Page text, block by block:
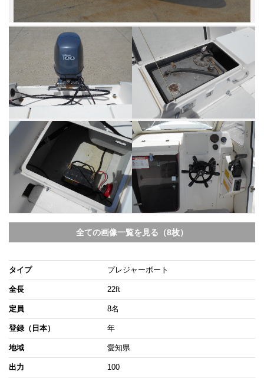
全ての画像一覧を見る（8枚）
タイプ プレジャーボート
全長 22ft
定員 8名
登録（日本） 年
地域 愛知県
出力 100